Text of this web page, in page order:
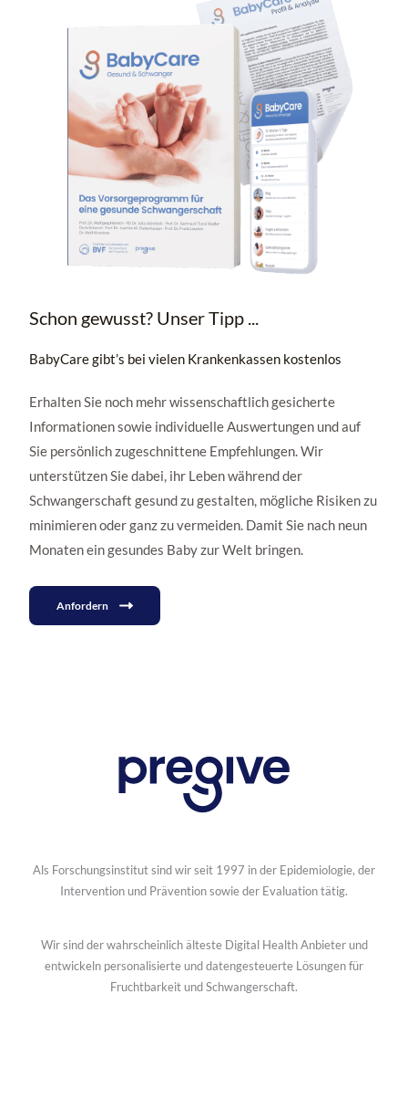
Schon gewusst? Unser Tipp ...
BabyCare gibt’s bei vielen Krankenkassen kostenlos
Erhalten Sie noch mehr wissenschaftlich gesicherte
Informationen sowie individuelle Auswertungen und auf
Sie persönlich zugeschnittene Empfehlungen. Wir
unterstützen Sie dabei, ihr Leben während der
Schwangerschaft gesund zu gestalten, mögliche Risiken zu
minimieren oder ganz zu vermeiden. Damit Sie nach neun
Monaten ein gesundes Baby zur Welt bringen.
Anfordern
Als Forschungsinstitut sind wir seit 1997 in der Epidemiologie, der
Intervention und Prävention sowie der Evaluation tätig.
Wir sind der wahrscheinlich älteste Digital Health Anbieter und
entwickeln personalisierte und datengesteuerte Lösungen für
Fruchtbarkeit und Schwangerschaft.